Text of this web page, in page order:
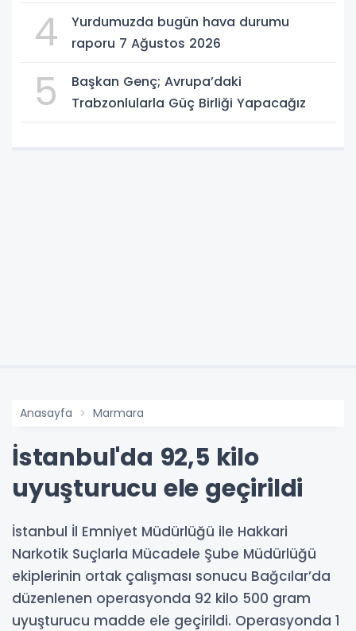
4
Yurdumuzda bugün hava durumu
raporu 7 Ağustos 2026
5
Başkan Genç; Avrupa’daki
Trabzonlularla Güç Birliği Yapacağız
Anasayfa Marmara
İstanbul'da 92,5 kilo
uyuşturucu ele geçirildi
İstanbul İl Emniyet Müdürlüğü ile Hakkari
Narkotik Suçlarla Mücadele Şube Müdürlüğü
ekiplerinin ortak çalışması sonucu Bağcılar’da
düzenlenen operasyonda 92 kilo 500 gram
uyuşturucu madde ele geçirildi. Operasyonda 1